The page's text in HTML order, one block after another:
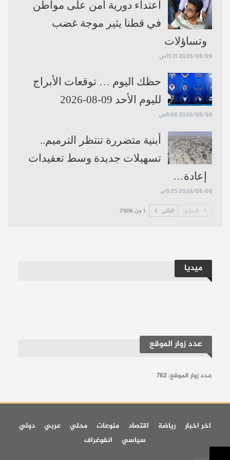
اقرأ أيضاً:التايمز: ترامب واستقبال الجهادي
تحديات سياسية؟
اقرأ أيضاً:تل أبيب تترقّب بحذر: إسرائيل تدخل
حساباتنا: فيسبوك تلغرام يوتيوب تويتر انستغرام
اعتداء دورية أمن على مواطن
في قطنا يثير موجة غضب
وتساؤلات
2026/08/09 11:31ص
حظك اليوم … توقعات الأبراج
لليوم الأحد 09-08-2026
2026/08/09 8:08ص
أبنية متضررة تنتظر الترميم..
تسهيلات جديدة وسط تعقيدات
إعادة…
2026/08/08 11:25م
السابق التالي 1 من 2٬606
ميديا
عدد زوار الموقع
عدد زوار الموقع:762
اخر اخبار رياضة اقتصاد منوعات محلي عربي
دولي
سياسي
انفوغراف